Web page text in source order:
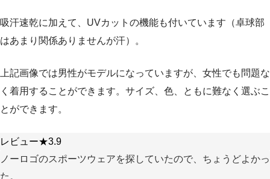
吸汗速乾に加えて、UVカットの機能も付いています（卓球部
はあまり関係ありませんが汗）。
上記画像では男性がモデルになっていますが、女性でも問題な
く着用することができます。サイズ、色、ともに難なく選ぶこ
とができます。
レビュー★3.9
ノーロゴのスポーツウェアを探していたので、ちょうどよかっ
た。